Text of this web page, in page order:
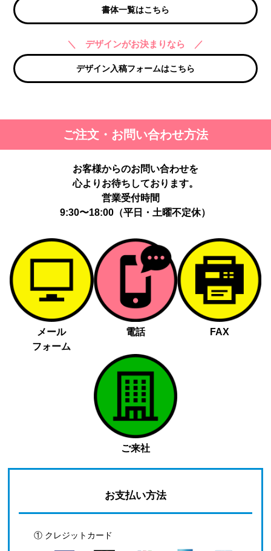
書体一覧はこちら
＼ デザインがお決まりなら ／
デザイン入稿フォームはこちら
ご注文・お問い合わせ方法
お客様からのお問い合わせを
心よりお待ちしております。
営業受付時間
9:30〜18:00（平日・土曜不定休）
メール
フォーム
電話 FAX
ご来社
お支払い方法
① クレジットカード